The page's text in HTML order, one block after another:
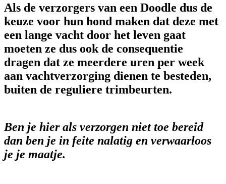
Als de verzorgers van een Doodle dus de
keuze voor hun hond maken dat deze met
een lange vacht door het leven gaat
moeten ze dus ook de consequentie
dragen dat ze meerdere uren per week
aan vachtverzorging dienen te besteden,
buiten de reguliere trimbeurten.
Ben je hier als verzorgen niet toe bereid
dan ben je in feite nalatig en verwaarloos
je je maatje.